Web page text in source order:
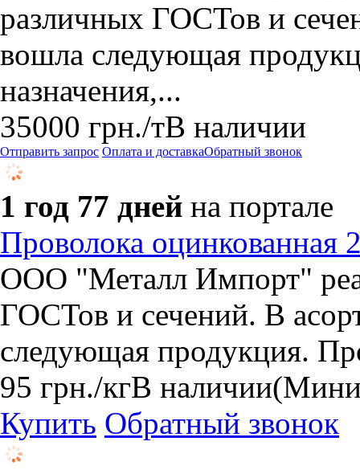
различных ГОСТов и
вошла следующая
назначения,...
35000 грн./тВ наличии
Отправить запрос Оплата и доставкаОбратный звонок
1 год 77 дней на портале
Проволока оцинкованная
ООО "Металл Импорт"
ГОСТов и сечений. В
следующая продукция.
95 грн./кгВ наличии
Купить Обратный звонок